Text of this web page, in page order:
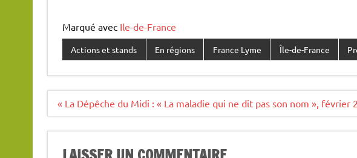
Marqué avec Ile-de-France
Actions et stands En régions France Lyme Île-de-France
Navigation
« La Dépêche du Midi : « La maladie qui ne dit pas son nom », février